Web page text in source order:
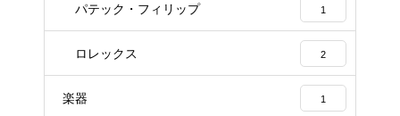
パテック・フィリップ 1
ロレックス 2
楽器 1